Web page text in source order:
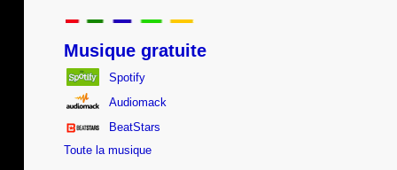
Musique gratuite
Spotify
Audiomack
BeatStars
Toute la musique